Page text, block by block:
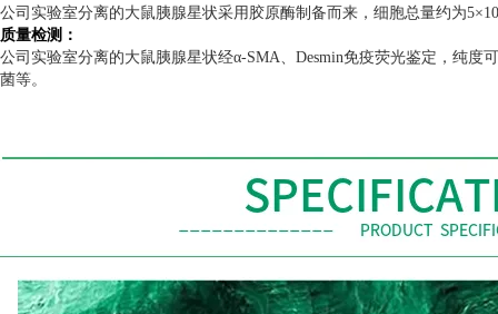
公司实验室分离的大鼠胰腺星状采用胶原酶制备而来，细胞总量约为5×
质量检测：
公司实验室分离的大鼠胰腺星状经α-SMA、 Desmin免疫荧光鉴定，纯度
菌等。